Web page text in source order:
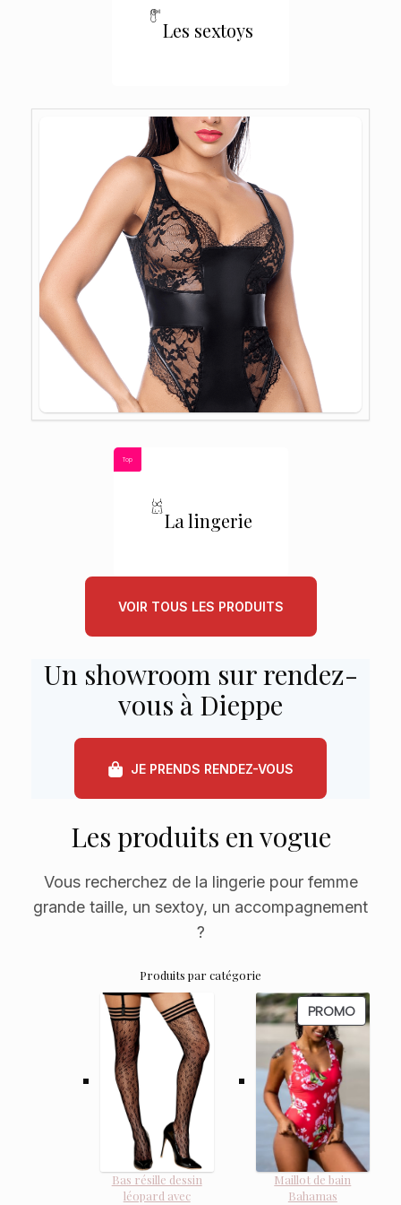
Les sextoys
La lingerie
Top
VOIR TOUS LES PRODUITS
Un showroom sur rendez-
vous à Dieppe
JE PRENDS RENDEZ-VOUS
Les produits en vogue
Vous recherchez de la lingerie pour femme
grande taille, un sextoy, un accompagnement
?
Produits par catégorie
Bas résille dessin
léopard avec
PROMO
EN
Maillot de bain
Bahamas